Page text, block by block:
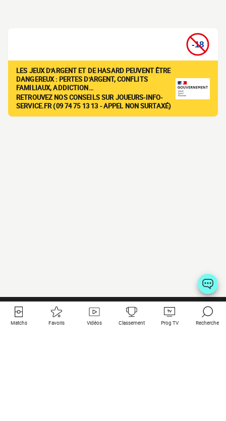
LES JEUX D'ARGENT ET DE HASARD PEUVENT ÊTRE
DANGEREUX : PERTES D'ARGENT, CONFLITS
FAMILIAUX, ADDICTION…
RETROUVEZ NOS CONSEILS SUR JOUEURS-INFO-
SERVICE.FR (09 74 75 13 13 - APPEL NON SURTAXÉ)
Matchs Favoris Vidéos Classement Prog TV Recherche